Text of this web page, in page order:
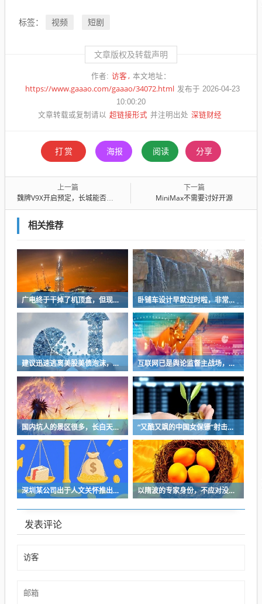
标签： 视频 短剧
文章版权及转载声明
作者: 访客 本文地址：
https://www.gaaao.com/gaaao/34072.html 发布于 2026-04-23
10:00:20
文章转载或复制请以 超链接形式 并注明出处 深链财经
打赏 海报 阅读 分享
上一篇
魏牌V9X开启预定，长城能否再铸智能化产品力？
下一篇
MiniMax不需要讨好开源
相关推荐
广电终于干掉了机顶盒，但现在没多少人看电视了… 卧铺车设计早就过时啦，非常不具备人性化
建议迅速逃离美股美债泡沫，AI正加速而非延缓其泡沫破裂 互联网已是舆论监督主战场，让我们用这五点珍惜它
国内坑人的景区很多，长白天池只是其中被坑印象最深的那一个 “又酷又飒的中国女保镖”射击夺冠
深圳某公司出于人文关怀推出内部托管，结果无孩单身员工举报了，核心理由有两个 以隋波的专家身份，不应对没统一标准的口味指手画脚，依仗专家身份欺负一线厨师
发表评论